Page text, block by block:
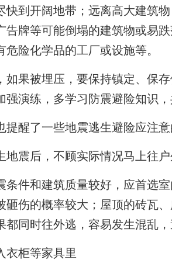
到开阔地带；远离高大建筑物
告牌等可能倒塌的建筑物或易
危险化学品的工厂或设施等。
被埋压，要保持镇定、保存
强演练，多学习防震避险知识，
醒了一些地震逃生避险应注意
震后，不顾实际情况马上往户
件和建筑质量较好，应首选室
砸伤的概率较大；屋顶的砖瓦
都同时往外逃，容易发生混乱，
柜等家具里